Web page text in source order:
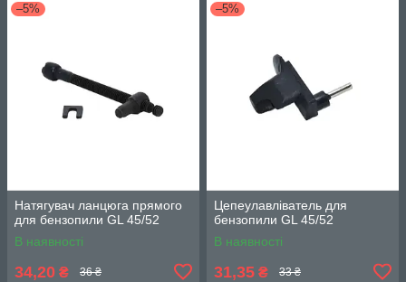
–5%
Натягувач ланцюга прямого
для бензопили GL 45/52
В наявності
34,20 ₴ 36 ₴
–5%
Цепеулавліватель для
бензопили GL 45/52
В наявності
31,35 ₴ 33 ₴